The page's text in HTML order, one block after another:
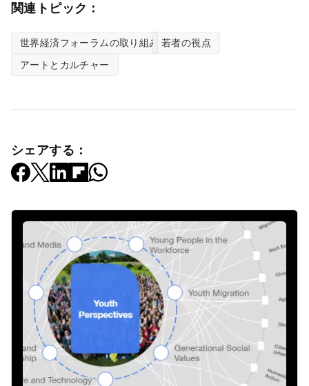
関連トピック：
世界経済フォーラムの取り組み
若者の視点
アートとカルチャー
シェアする：